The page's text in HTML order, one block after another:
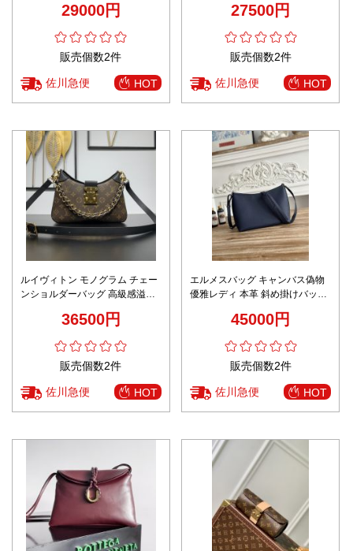
ァッション ベージュ色
29000円
販売個数2件
佐川急便 HOT
27500円
販売個数2件
佐川急便 HOT
ルイヴィトン モノグラム チェー
ンショルダーバッグ 高級感溢れ
36500円
販売個数2件
佐川急便 HOT
エルメスバッグ キャンバス偽物
優雅レディ 本革 斜め掛けバッグ
45000円
販売個数2件
佐川急便 HOT